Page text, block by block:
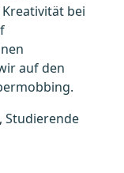
bei
auf den
Studierende